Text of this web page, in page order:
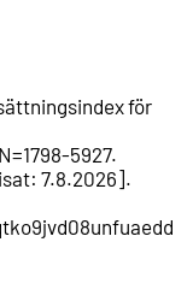
för
1798-5927.
: 7.8.2026].